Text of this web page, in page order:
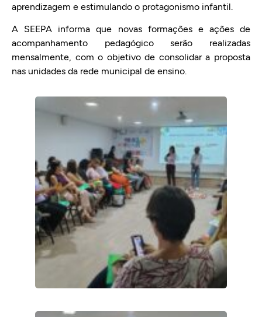
aprendizagem e estimulando o protagonismo infantil.
A SEEPA informa que novas formações e ações de
acompanhamento pedagógico serão realizadas
mensalmente, com o objetivo de consolidar a proposta
nas unidades da rede municipal de ensino.